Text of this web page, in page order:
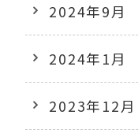
2024年9月
2024年1月
2023年12月